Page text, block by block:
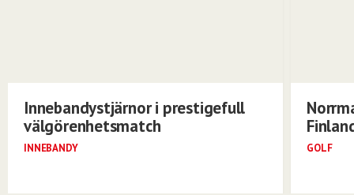
Innebandystjärnor i prestigefull
välgörenhetsmatch
INNEBANDY GOLF